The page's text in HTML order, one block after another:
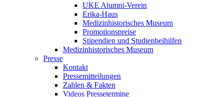
UKE Alumni-Verein
Erika-Haus
Medizinhistorisches Museum
Promotionspreise
Stipendien und Studienbeihilfen
Medizinhistorisches Museum
Presse
Kontakt
Pressemitteilungen
Zahlen & Fakten
Videos Pressetermine